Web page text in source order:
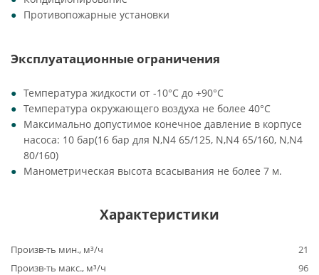
Противопожарные установки
Эксплуатационные ограничения
Температура жидкости от -10°C до +90°C
Температура окружающего воздуха не более 40°C
Максимально допустимое конечное давление в корпусе
насоса: 10 бар(16 бар для N,N4 65/125, N,N4 65/160, N,N4
80/160)
Манометрическая высота всасывания не более 7 м.
Характеристики
Произв-ть мин., м³/ч
21
Произв-ть макс., м³/ч
96